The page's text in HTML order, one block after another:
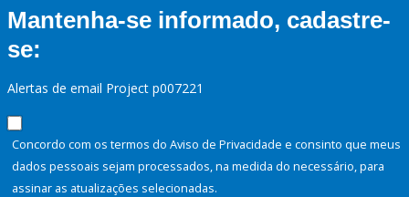
Mantenha-se informado, cadastre-
se:
Alertas de email Project p007221
Concordo com os termos do Aviso de Privacidade e consinto que meus
dados pessoais sejam processados, na medida do necessário, para
assinar as atualizações selecionadas.